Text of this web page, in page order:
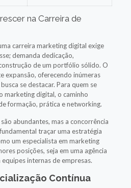
na Carreira de
carreira marketing digital exige
demanda dedicação,
de um portfólio sólido. O
expansão, oferecendo inúmeras
se destacar. Para quem se
marketing digital, o caminho
formação, prática e networking.
abundantes, mas a concorrência
traçar uma estratégia
um especialista em marketing
posições, seja em uma agência
internas de empresas.
Contínua